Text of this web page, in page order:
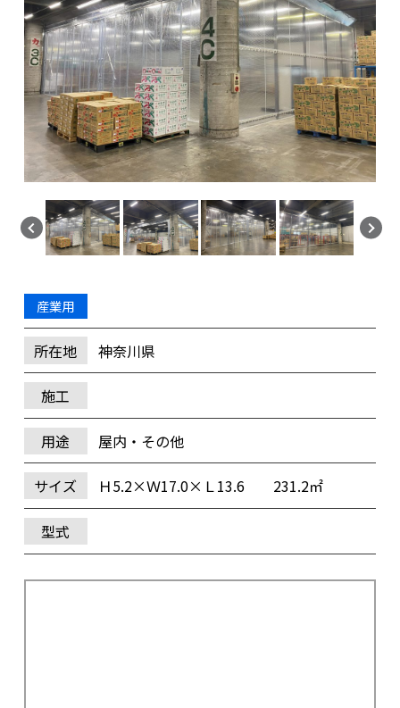
産業用
所在地 神奈川県
施工
用途 屋内・その他
サイズ Ｈ5.2×Ｗ17.0×Ｌ13.6 231.2㎡
型式